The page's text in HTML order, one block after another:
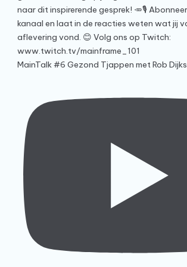
MainTalk #6 Gezond Tjappen met Rob Dijks